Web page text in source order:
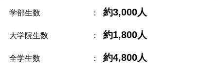
学部生数 ： 約3,000人
大学院生数 ： 約1,800人
全学生数 ： 約4,800人